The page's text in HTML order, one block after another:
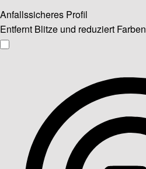
Anfallssicheres Profil
Entfernt Blitze und reduziert Farben